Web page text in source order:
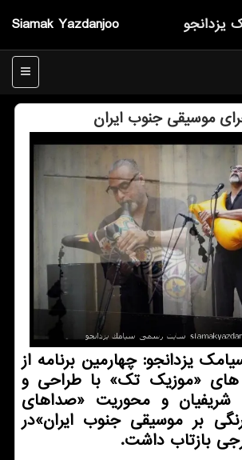
Siamak Yazdanjoo یزدانجو
منو
موسیقی جنوب ایران
یزدانجو: چهارمین برنامه از
های «موزیک تک» با طراحی و
و محوریت «صداهای
بر موسیقی جنوب ایران»در
بازتاب داشت.